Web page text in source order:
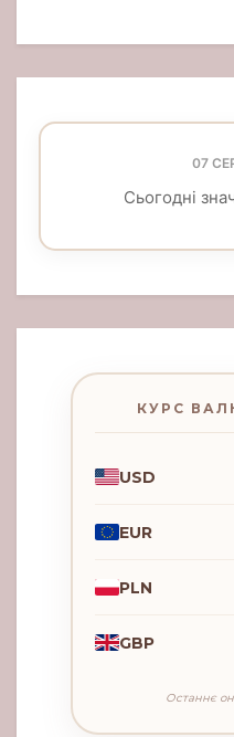
07
Сьогодні
КУРС
USD
EUR
PLN
GBP
Останнє